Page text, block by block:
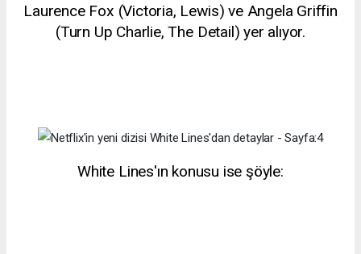
Laurence Fox (Victoria, Lewis) ve Angela Griffin
(Turn Up Charlie, The Detail) yer alıyor.
White Lines'ın konusu ise şöyle: